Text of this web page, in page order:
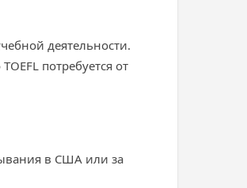
деятельности.
потребуется от
в США или за